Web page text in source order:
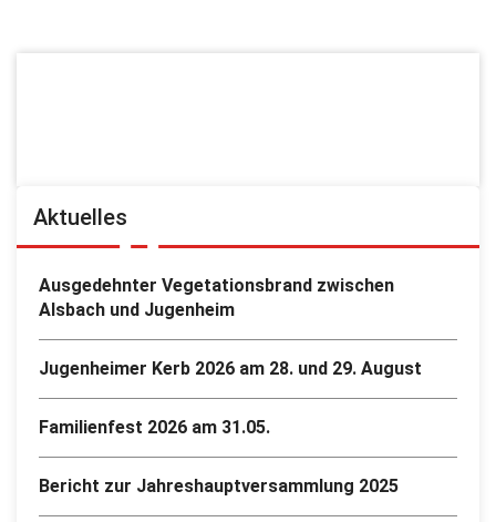
Aktuelles
Ausgedehnter Vegetationsbrand zwischen
Alsbach und Jugenheim
Jugenheimer Kerb 2026 am 28. und 29. August
Familienfest 2026 am 31.05.
Bericht zur Jahreshauptversammlung 2025